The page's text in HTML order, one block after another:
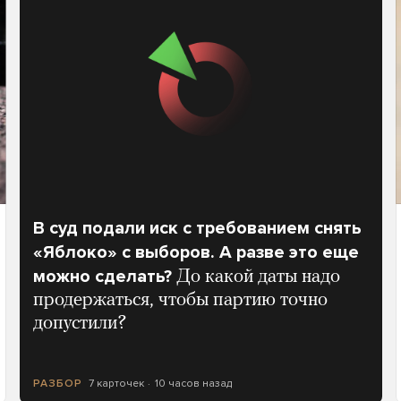
В суд подали иск с требованием снять
«Яблоко» с выборов. А разве это еще
можно сделать? До какой даты надо
продержаться, чтобы партию точно
допустили?
РАЗБОР 7 карточек 10 часов назад